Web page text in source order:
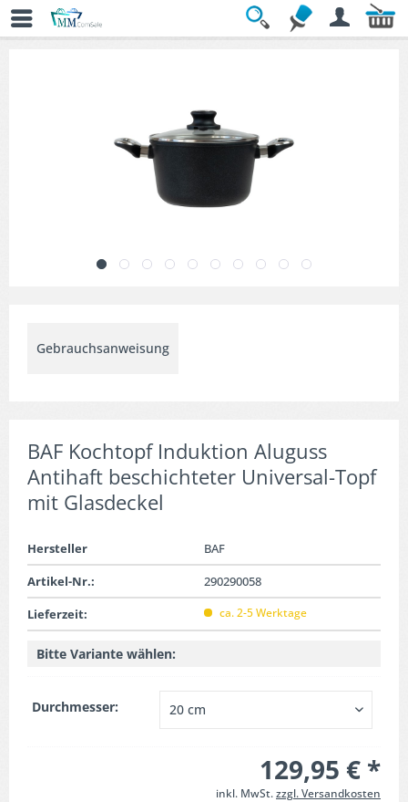
Übersicht
Gebrauchsanweisung
BAF Kochtopf Induktion Aluguss
Antihaft beschichteter Universal-Topf
mit Glasdeckel
Hersteller
BAF
Artikel-Nr.:
290290058
Lieferzeit:
ca. 2-5 Werktage
Bitte Variante wählen:
Durchmesser:
129,95 € *
inkl. MwSt.zzgl. Versandkosten